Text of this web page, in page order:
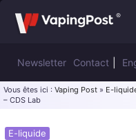
Newsletter Contact
Vous êtes ici : Vaping Post » E-
– CDS Lab
E-liquide